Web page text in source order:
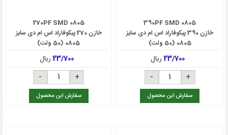
390PF SMD 0805
خازن 390 پیکوفاراد اس ام دی سایز
0805 (50 ولت)
23/700ریال
سفارش این محصول
270PF SMD 0805
خازن 270 پیکوفاراد اس ام دی سایز
0805 (50 ولت)
23/700ریال
سفارش این محصول